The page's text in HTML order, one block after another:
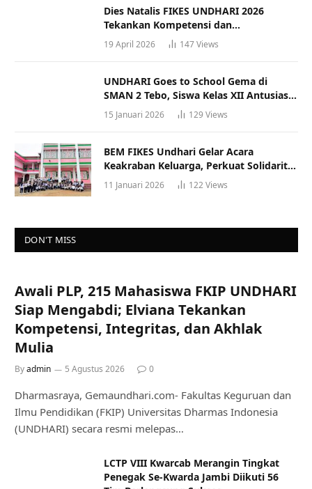
Dies Natalis FIKES UNDHARI 2026
Tekankan Kompetensi dan
Profesionalisme Tenaga Kesehatan
19 April 2026 147Views
UNDHARI Goes to School Gema di
SMAN 2 Tebo, Siswa Kelas XII Antusias
Ikuti Sosialisasi Kampus Berkualitas
15 Januari 2026 129 Views
BEM FIKES Undhari Gelar Acara
Keakraban Keluarga, Perkuat Solidaritas
dan Gaya Hidup Sehat
11 Januari 2026 122Views
DON'T MISS
Awali PLP, 215 Mahasiswa FKIP UNDHARI
Siap Mengabdi; Elviana Tekankan
Kompetensi, Integritas, dan Akhlak
Mulia
Byadmin 5 Agustus 2026 0
Dharmasraya, Gemaundhari.com- Fakultas Keguruan dan
Ilmu Pendidikan (FKIP) Universitas Dharmas Indonesia
(UNDHARI) secara resmi melepas…
LCTP VIII Kwarcab Merangin Tingkat
Penegak Se-Kwarda Jambi Diikuti 56